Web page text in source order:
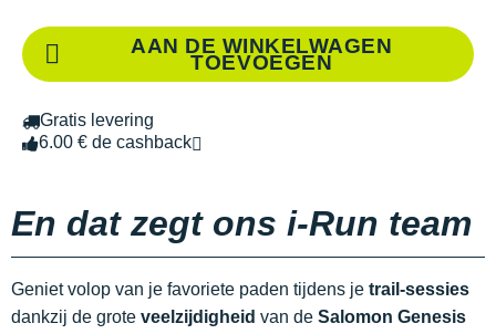
AAN DE WINKELWAGEN
TOEVOEGEN
Gratis levering
6.00 € de cashback
En dat zegt ons i-Run team
Geniet volop van je favoriete paden tijdens je trail-sessies
dankzij de grote veelzijdigheid van de Salomon Genesis